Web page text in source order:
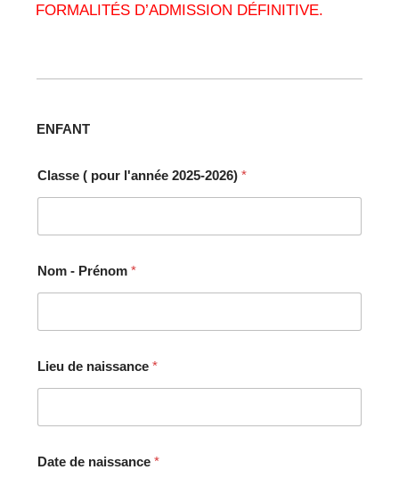
FORMALITÉS D’ADMISSION DÉFINITIVE.
ENFANT
Classe ( pour l'année 2025-2026) *
Nom - Prénom *
Lieu de naissance *
Date de naissance *